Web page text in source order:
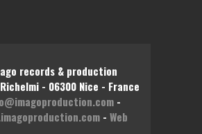
records & production
- 06300 Nice - France
-
- Web